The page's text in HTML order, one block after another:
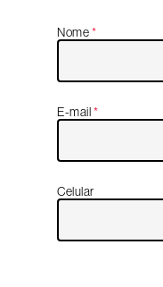
Nome*
E-mail*
Celular